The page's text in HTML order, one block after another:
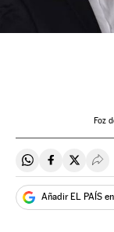
Foz
Compartir en
Compartir
Añadir EL PAÍS